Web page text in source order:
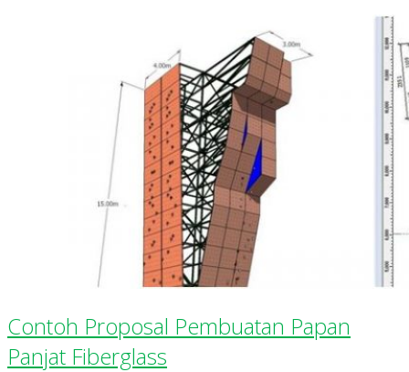
Contoh Proposal Pembuatan Papan
Panjat Fiberglass